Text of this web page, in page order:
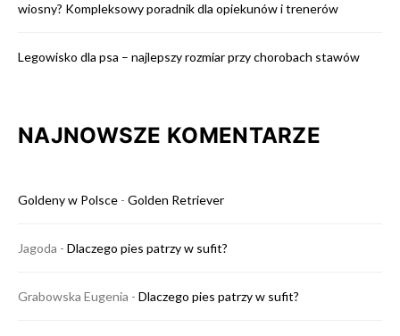
wiosny? Kompleksowy poradnik dla opiekunów i trenerów
Legowisko dla psa – najlepszy rozmiar przy chorobach stawów
NAJNOWSZE KOMENTARZE
Goldeny w Polsce - Golden Retriever
Jagoda - Dlaczego pies patrzy w sufit?
Grabowska Eugenia - Dlaczego pies patrzy w sufit?